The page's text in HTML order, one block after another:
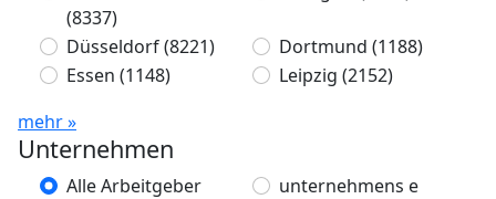
(8337)
Düsseldorf(8221) Dortmund (1188)
Essen (1148) Leipzig (2152)
mehr »
Unternehmen
Alle Arbeitgeber
unternehmens e